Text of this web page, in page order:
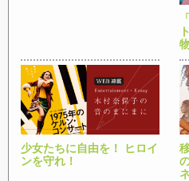
少女たちに自由を！ ヒロイ
ンを守れ！